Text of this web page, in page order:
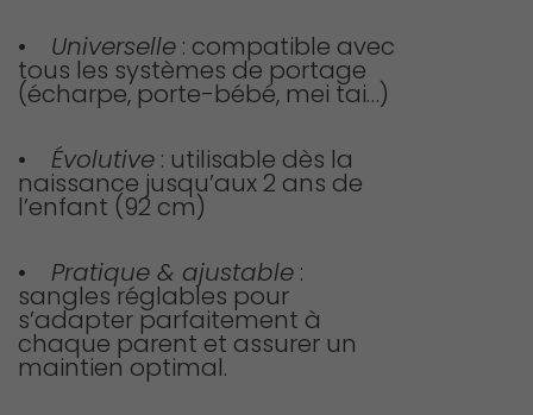
•
Universelle : compatible avec
tous les systèmes de portage
(écharpe, porte-bébé, mei tai…)
•
Évolutive : utilisable dès la
naissance jusqu’aux 2 ans de
l’enfant (92 cm)
•
Pratique & ajustable :
sangles réglables pour
s’adapter parfaitement à
chaque parent et assurer un
maintien optimal.